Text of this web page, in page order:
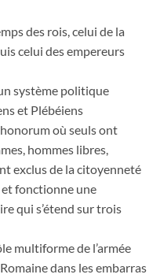
des rois, celui de la
celui des empereurs
système politique
et Plébéiens
où seuls ont
hommes libres,
exclus de la citoyenneté
et fonctionne une
qui s’étend sur trois
multiforme de l’armée
dans les embarras